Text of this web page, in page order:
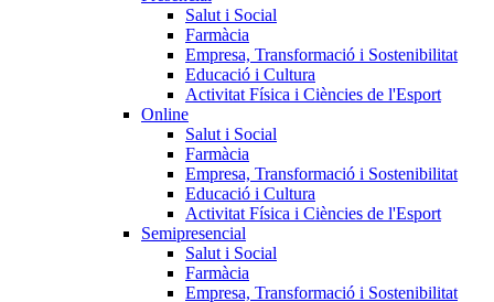
Salut i Social
Farmàcia
Empresa, Transformació i Sostenibilitat
Educació i Cultura
Activitat Física i Ciències de l'Esport
Online
Salut i Social
Farmàcia
Empresa, Transformació i Sostenibilitat
Educació i Cultura
Activitat Física i Ciències de l'Esport
Semipresencial
Salut i Social
Farmàcia
Empresa, Transformació i Sostenibilitat